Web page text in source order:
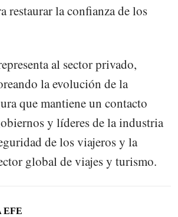
restaurar la confianza de los
al sector privado,
la evolución de la
que mantiene un contacto
y líderes de la industria
de los viajeros y la
global de viajes y turismo.
EFE